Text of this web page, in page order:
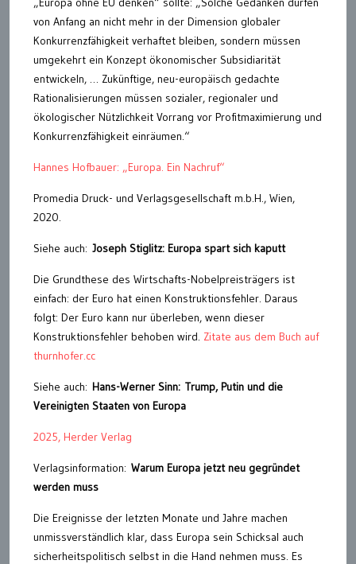
von Anfang an nicht mehr in der Dimension globaler
Konkurrenzfähigkeit verhaftet bleiben, sondern müssen
umgekehrt ein Konzept ökonomischer Subsidiarität
entwickeln, … Zukünftige, neu-europäisch gedachte
Rationalisierungen müssen sozialer, regionaler und
ökologischer Nützlichkeit Vorrang vor Profitmaximierung und
Konkurrenzfähigkeit einräumen.“
Hannes Hofbauer: „Europa. Ein Nachruf“
Promedia Druck- und Verlagsgesellschaft m.b.H., Wien,
2020.
Siehe auch: Joseph Stiglitz: Europa spart sich kaputt
Die Grundthese des Wirtschafts-Nobelpreisträgers ist
einfach: der Euro hat einen Konstruktionsfehler. Daraus
folgt: Der Euro kann nur überleben, wenn dieser
Konstruktionsfehler behoben wird. Zitate aus dem Buch auf
thurnhofer.cc
Siehe auch: Hans-Werner Sinn: Trump, Putin und die
Vereinigten Staaten von Europa
2025, Herder Verlag
Verlagsinformation: Warum Europa jetzt neu gegründet
werden muss
Die Ereignisse der letzten Monate und Jahre machen
unmissverständlich klar, dass Europa sein Schicksal auch
sicherheitspolitisch selbst in die Hand nehmen muss. Es